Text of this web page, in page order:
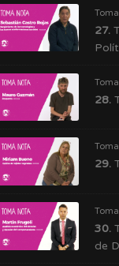
27.
28.
29.
30.
de